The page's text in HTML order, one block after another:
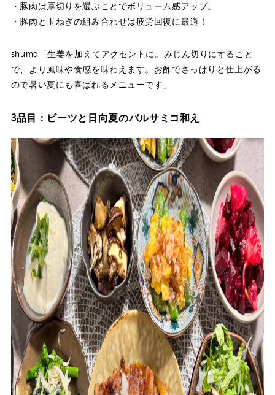
・豚肉は厚切りを選ぶことでボリューム感アップ。
・豚肉と玉ねぎの組み合わせは疲労回復に最適！
shuma「生姜を加えてアクセントに。みじん切りにすること
で、より風味や食感を味わえます。お酢でさっぱりと仕上がる
ので暑い夏にも喜ばれるメニューです」
3品目：ビーツと日向夏のバルサミコ和え